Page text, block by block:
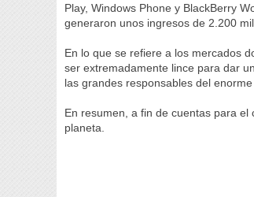
Play, Windows Phone y BlackBerry
generaron unos ingresos de 2.200
En lo que se refiere a los mercados
ser extremadamente lince para dar
las grandes responsables del
En resumen, a fin de cuentas para
planeta.